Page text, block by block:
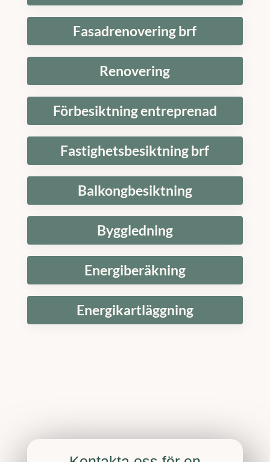
Fasadrenovering brf
Renovering
Förbesiktning entreprenad
Fastighetsbesiktning brf
Balkongbesiktning
Byggledning
Energiberäkning
Energikartläggning